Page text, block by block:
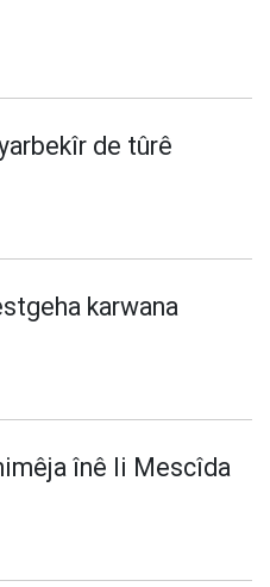
de tûrê
karwana
înê li Mescîda